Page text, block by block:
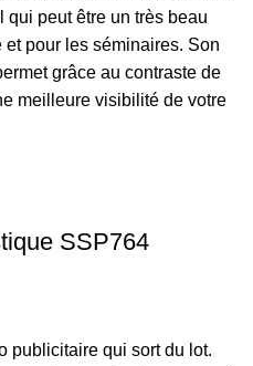
peut être un très beau
et pour les séminaires. Son
grâce au contraste de
meilleure visibilité de votre
SSP764
publicitaire qui sort du lot.